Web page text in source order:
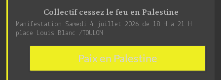
Collectif cessez le feu en Palestine
Manifestation Samedi 4 juillet 2026 de 18 H a 21 H
place Louis Blanc /TOULON
Paix en Palestine